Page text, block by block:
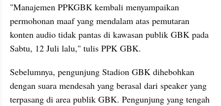
"Manajemen PPKGBK kembali menyampaikan
permohonan maaf yang mendalam atas pemutaran
konten audio tidak pantas di kawasan publik GBK pada
Sabtu, 12 Juli lalu," tulis PPK GBK.
Sebelumnya, pengunjung Stadion GBK dihebohkan
dengan suara mendesah yang berasal dari speaker yang
terpasang di area publik GBK. Pengunjung yang tengah